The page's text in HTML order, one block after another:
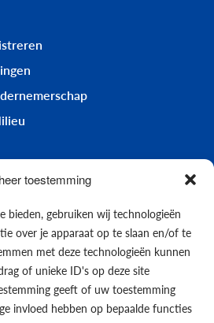
toestemming
bieden, gebruiken wij technologieën
over je apparaat op te slaan en/of te
met deze technologieën kunnen
of unieke ID's op deze site
geeft of uw toestemming
invloed hebben op bepaalde functies